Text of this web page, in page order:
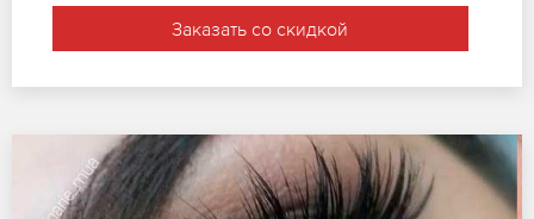
Заказать со скидкой